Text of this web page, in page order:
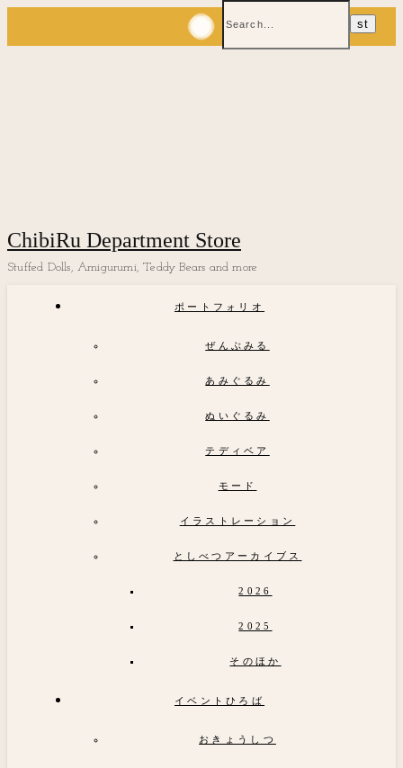
ChibiRu Department Store
Stuffed Dolls, Amigurumi, Teddy Bears and more
ポートフォリオ
ぜんぶみる
あみぐるみ
ぬいぐるみ
テディベア
モード
イラストレーション
としべつアーカイブス
2026
2025
そのほか
イベントひろば
おきょうしつ